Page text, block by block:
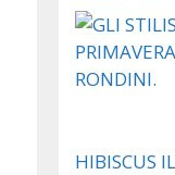
HIBISCUS